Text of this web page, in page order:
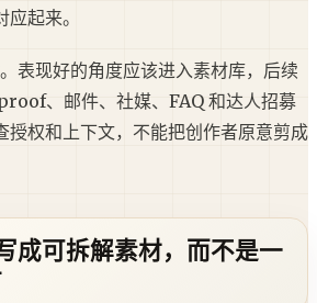
起来。
表现好的角度应该进入素材库，后续
、邮件、社媒、FAQ 和达人招募
授权和上下文，不能把创作者原意剪成
成可拆解素材，而不是一